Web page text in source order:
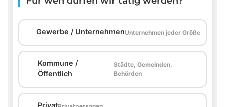
Gewerbe / UnternehmenUnternehmen jeder Größe
Kommune /
Öffentlich
Städte, Gemeinden,
Behörden
Privat